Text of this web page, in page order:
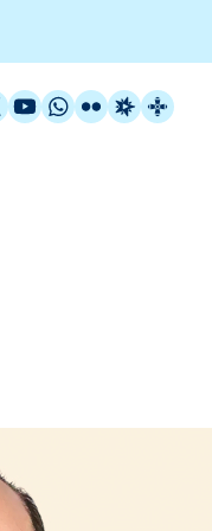
Twitter
YouTube
WhatsApp
FlickrRadio